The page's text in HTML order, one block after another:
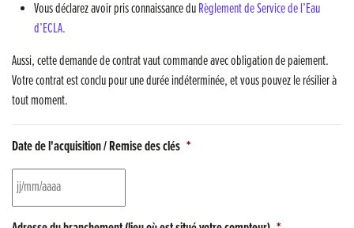
Musique dans la rue !
Carton plein pour la Jog’in Music
Victoire pour Lons-le-Saunier !
Vous déclarez avoir pris connaissance duRèglement de Service de l’Eau
d’ECLA.
Aussi, cette demande de contrat vaut commande avec obligation de paiement.
Votre contrat est conclu pour une durée indéterminée, et vous pouvez le résilier à
tout moment.
Date de l'acquisition / Remise des clés *